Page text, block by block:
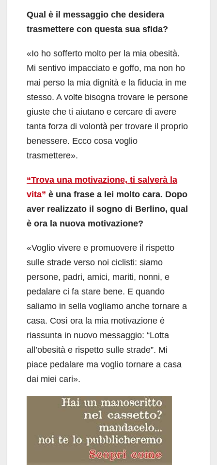
Qual è il messaggio che desidera
trasmettere con questa sua sfida?
«Io ho sofferto molto per la mia obesità.
Mi sentivo impacciato e goffo, ma non ho
mai perso la mia dignità e la fiducia in me
stesso. A volte bisogna trovare le persone
giuste che ti aiutano e cercare di avere
tanta forza di volontà per trovare il proprio
benessere. Ecco cosa voglio
trasmettere».
“Trova una motivazione, ti salverà la
vita” è una frase a lei molto cara. Dopo
aver realizzato il sogno di Berlino, qual
è ora la nuova motivazione?
«Voglio vivere e promuovere il rispetto
sulle strade verso noi ciclisti: siamo
persone, padri, amici, mariti, nonni, e
pedalare ci fa stare bene. E quando
saliamo in sella vogliamo anche tornare a
casa. Così ora la mia motivazione è
riassunta in nuovo messaggio: “Lotta
all’obesità e rispetto sulle strade”. Mi
piace pedalare ma voglio tornare a casa
dai miei cari».